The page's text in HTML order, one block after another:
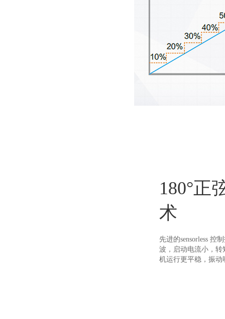
180°正
术
先进的sensorless 控
波，启动电流小，
机运行更平稳，振动